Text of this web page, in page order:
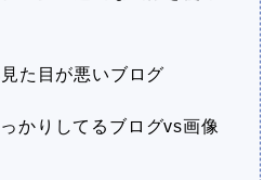
た目が悪いブログ
かりしてるブログvs画像